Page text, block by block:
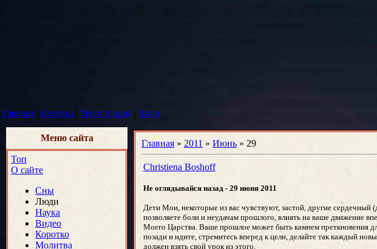
Главная | Беседка | Регистрация | Вход
Меню сайта
Топ
О сайте
Сны
Люди
Наука
Видео
Коротко
Молитва
Главная » 2011 » Июнь » 29
Christiena Boshoff
Не оглядывайся назад - 29 июня 2011
Дети Мои, некоторые из вас чувствуют, застой, другие
позволяете боли и неудачам прошлого, влиять на ваше движение
Моего Царства. Ваше прошлое может быть камнем преткновения
позади и идите, стремитесь вперед к цели, делайте так каждый
должен взять свой урок из этого.